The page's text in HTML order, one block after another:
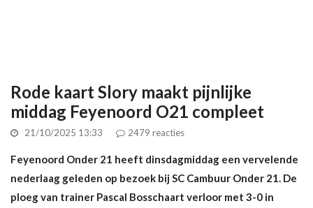
Rode kaart Slory maakt pijnlijke
middag Feyenoord O21 compleet
21/10/2025 13:33 2479 reacties
Feyenoord Onder 21 heeft dinsdagmiddag een vervelende
nederlaag geleden op bezoek bij SC Cambuur Onder 21. De
ploeg van trainer Pascal Bosschaart verloor met 3-0 in